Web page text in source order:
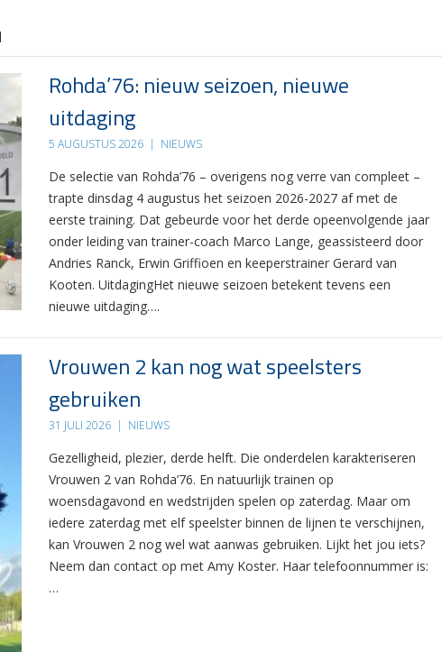
Rohda’76: nieuw seizoen, nieuwe
uitdaging
5 AUGUSTUS 2026 | NIEUWS
De selectie van Rohda’76 – overigens nog verre van compleet –
trapte dinsdag 4 augustus het seizoen 2026-2027 af met de
eerste training. Dat gebeurde voor het derde opeenvolgende jaar
onder leiding van trainer-coach Marco Lange, geassisteerd door
Andries Ranck, Erwin Griffioen en keeperstrainer Gerard van
Kooten. UitdagingHet nieuwe seizoen betekent tevens een
nieuwe uitdaging….
Vrouwen 2 kan nog wat speelsters
gebruiken
31 JULI 2026 | NIEUWS
Gezelligheid, plezier, derde helft. Die onderdelen karakteriseren
Vrouwen 2 van Rohda’76. En natuurlijk trainen op
woensdagavond en wedstrijden spelen op zaterdag. Maar om
iedere zaterdag met elf speelster binnen de lijnen te verschijnen,
kan Vrouwen 2 nog wel wat aanwas gebruiken. Lijkt het jou iets?
Neem dan contact op met Amy Koster. Haar telefoonnummer is:
…